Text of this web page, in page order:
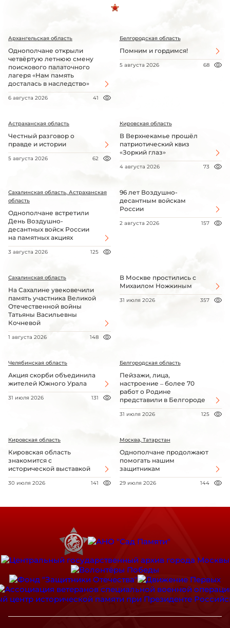
Архангельская область
Однополчане открыли
четвёртую летнюю смену
поискового палаточного
лагеря «Нам память
досталась в наследство»
6 августа 2026 41
Белгородская область
Помним и гордимся!
5 августа 2026 68
Астраханская область
Честный разговор о
правде и истории
5 августа 2026 62
Кировская область
В Верхнекамье прошёл
патриотический квиз
«Зоркий глаз»
4 августа 2026 73
Сахалинская область, Астраханская
область
Однополчане встретили
День Воздушно-
десантных войск России
на памятных акциях
3 августа 2026 125
96 лет Воздушно-
десантным войскам
России
2 августа 2026 157
Сахалинская область
На Сахалине увековечили
память участника Великой
Отечественной войны
Татьяны Васильевны
Кочневой
1 августа 2026 148
В Москве простились с
Михаилом Ножкиным
31 июля 2026 357
Челябинская область
Акция скорби объединила
жителей Южного Урала
31 июля 2026 131
Белгородская область
Пейзажи, лица,
настроение – более 70
работ о Родине
представили в Белгороде
31 июля 2026 125
Кировская область
Кировская область
знакомится с
исторической выставкой
30 июля 2026 141
Москва, Татарстан
Однополчане продолжают
помогать нашим
защитникам
29 июля 2026 144